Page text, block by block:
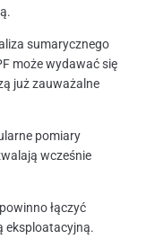
sumarycznego
może wydawać się
już zauważalne
pomiary
wcześnie
łączyć
eksploatacyjną.